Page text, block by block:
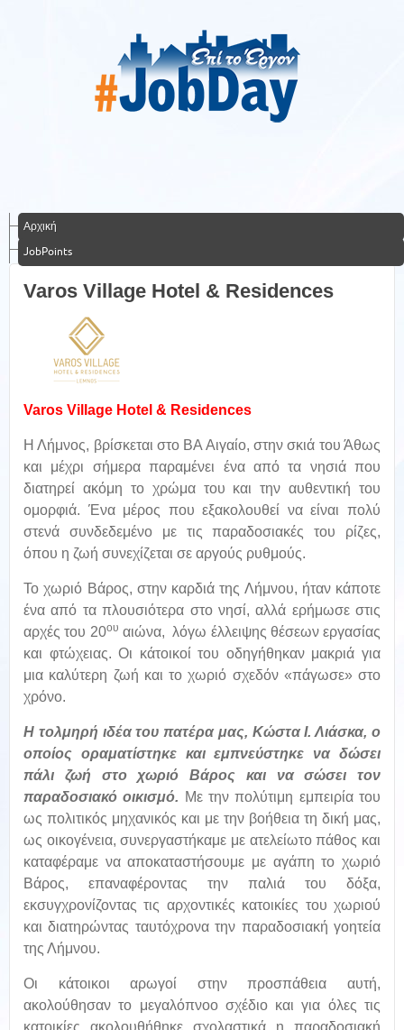
Αρχική
JobPoints
Varos Village Hotel & Residences
Varos Village Hotel & Residences
Η Λήμνος, βρίσκεται στο ΒΑ Αιγαίο, στην σκιά του Άθως
και μέχρι σήμερα παραμένει ένα από τα νησιά που
διατηρεί ακόμη το χρώμα του και την αυθεντική του
ομορφιά. Ένα μέρος που εξακολουθεί να είναι πολύ
στενά συνδεδεμένο με τις παραδοσιακές του ρίζες,
όπου η ζωή συνεχίζεται σε αργούς ρυθμούς.
Το χωριό Βάρος, στην καρδιά της Λήμνου, ήταν κάποτε
ένα από τα πλουσιότερα στο νησί, αλλά ερήμωσε στις
αρχές του 20ου αιώνα, λόγω έλλειψης θέσεων εργασίας
και φτώχειας. Οι κάτοικοί του οδηγήθηκαν μακριά για
μια καλύτερη ζωή και το χωριό σχεδόν «πάγωσε» στο
χρόνο.
Η τολμηρή ιδέα του πατέρα μας, Κώστα Ι. Λιάσκα, ο
οποίος οραματίστηκε και εμπνεύστηκε να δώσει
πάλι ζωή στο χωριό Βάρος και να σώσει τον
παραδοσιακό οικισμό. Με την πολύτιμη εμπειρία του
ως πολιτικός μηχανικός και με την βοήθεια τη δική μας,
ως οικογένεια, συνεργαστήκαμε με ατελείωτο πάθος και
καταφέραμε να αποκαταστήσουμε με αγάπη το χωριό
Βάρος, επαναφέροντας την παλιά του δόξα,
εκσυγχρονίζοντας τις αρχοντικές κατοικίες του χωριού
και διατηρώντας ταυτόχρονα την παραδοσιακή γοητεία
της Λήμνου.
Οι κάτοικοι αρωγοί στην προσπάθεια αυτή,
ακολούθησαν το μεγαλόπνοο σχέδιο και για όλες τις
κατοικίες ακολουθήθηκε σχολαστικά η παραδοσιακή